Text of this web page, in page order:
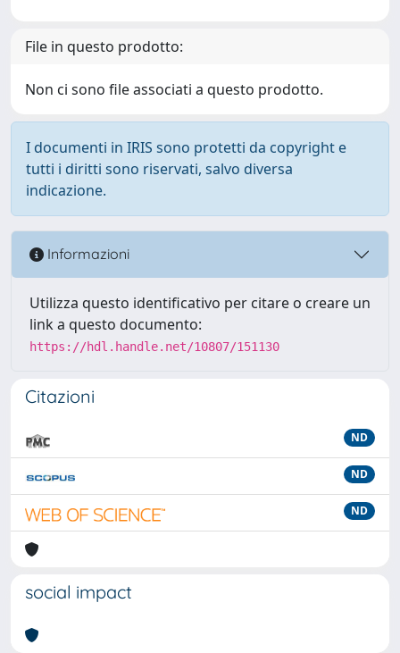
File in questo prodotto:
Non ci sono file associati a questo prodotto.
I documenti in IRIS sono protetti da copyright e
tutti i diritti sono riservati, salvo diversa
indicazione.
Informazioni
Utilizza questo identificativo per citare o creare un
link a questo documento:
https://hdl.handle.net/10807/151130
Citazioni
ND
ND
ND
social impact